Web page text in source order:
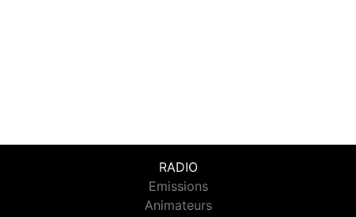
RADIO
Emissions
Animateurs